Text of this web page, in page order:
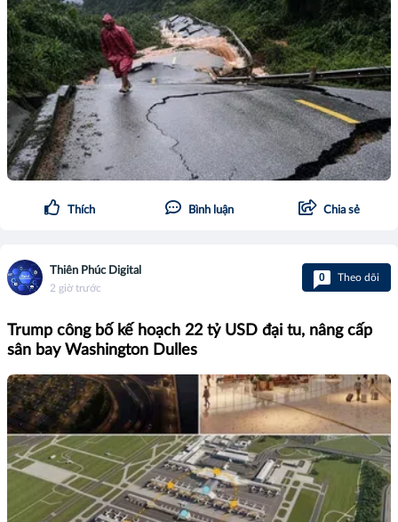
Thích Bình luận Chia sẻ
Thiên Phúc Digital
2 giờ trước
0 Theo dõi
Trump công bố kế hoạch 22 tỷ USD đại tu, nâng cấp
sân bay Washington Dulles